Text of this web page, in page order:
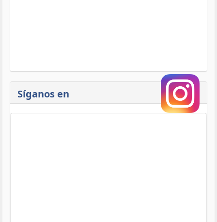
Síganos en